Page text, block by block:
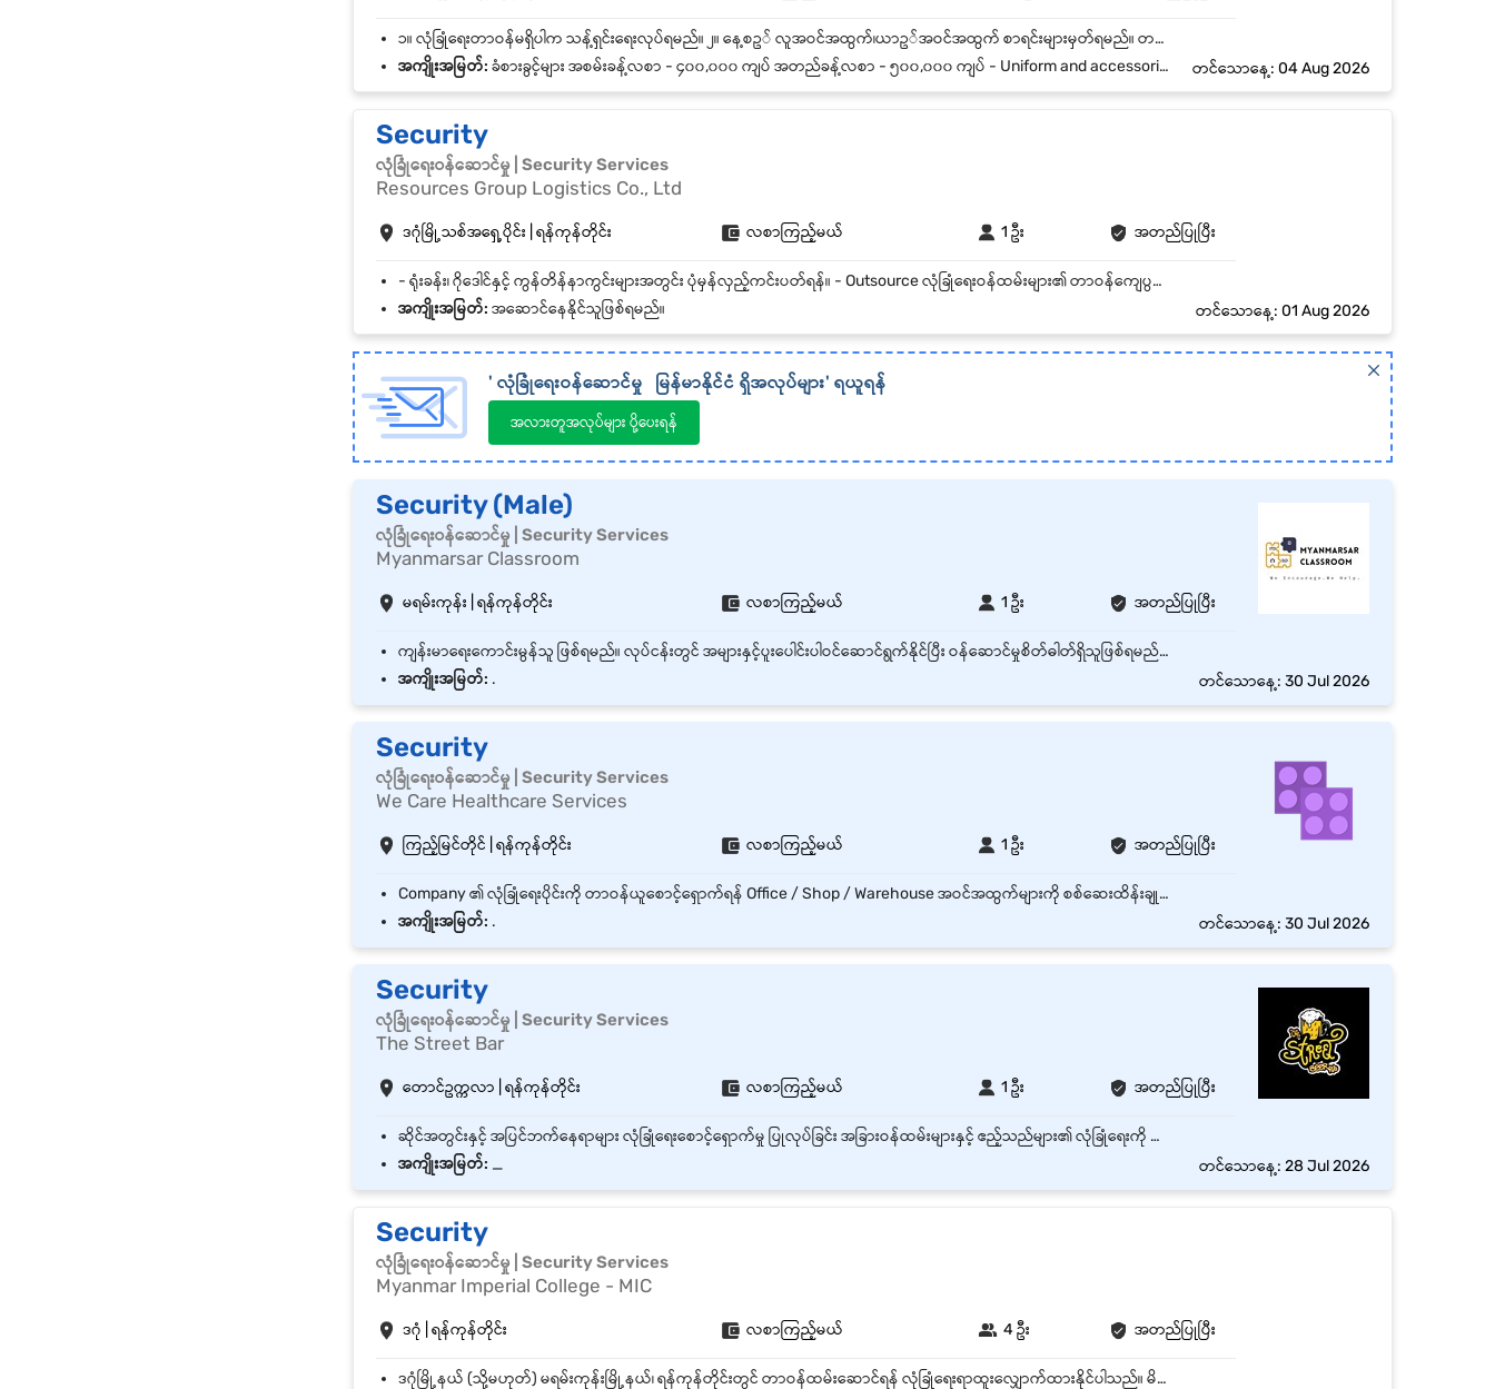
၁။ လုံခြုံရေးတာဝန်မရှိပါက သန့်ရှင်းရေးလုပ်ရမည်။ ၂။ နေ့စဥ် လူအဝင်အထွက်၊ယာဥ်အဝင်အထွက် စာရင်းများမှတ်ရမည်။ တစ်နေ့တာလုပ်ဆောင်ချက်အား မြန်မာလို ကောင်းမွန် စွာရေး၍တင်ပြနိုင်ရမည်။ ၃။ ပတ်ဝန်းကျင်သန့်ရှင်းရေး၊ ရုံးဌာနများပစ္စည်းများအား ပျက်စီးရှုံးဆုံးမှု မဖြစ်ပွားစေရန် ဂရုတစိုက် စစ်ဆေးလှည့်လည်ဆောင်ရွက်နိုင်သူ ဖြစ်ရမည်။ ၄။ လက်ကိုင်ဖုန်းကျွမ်းကျင်စွာ အသုံးပြုနိုင်ရမည်။ ၅။ အလုပ်ချိန်တွင်းချမှတ်ထားသည့်စည်းကမ်းလိုက်နာနိုင်ရမည်။ ၆။ သတ်မှတ်ထားသောမြို့နယ်တွင် တာဝန်ထမ်းဆောင်နိုင်ရမည်။
အကျိုးအမြတ်: ခံစားခွင့်များ အစမ်းခန့်လစာ - ၄၀၀,၀၀၀ ကျပ် အတည်ခန့်လစာ - ၅၀၀,၀၀၀ ကျပ် - Uniform and accessories support တင်သောနေ့: 04 Aug 2026
Security
လုံခြုံရေးဝန်ဆောင်မှု | Security Services
Resources Group Logistics Co., Ltd
ဒဂုံမြို့သစ်အရှေ့ပိုင်း | ရန်ကုန်တိုင်း လစာကြည့်မယ် 1 ဦး အတည်ပြုပြီး
- ရုံးခန်း၊ ဂိုဒေါင်နှင့် ကွန်တိန်နာကွင်းများအတွင်း ပုံမှန်လှည့်ကင်းပတ်ရန်။ - Outsource လုံခြုံရေးဝန်ထမ်းများ၏ တာဝန်ကျေပွန်မှုနှင့် ဂျူတီဝင်ရောက်မှုကို စစ်ဆေးတင်ပြရန်။ - CCTV များအား စောင့်ကြည့်ရန်၊ ထူးခြားဖြစ်စဉ်များရှိပါက ချက်ချင်းတင်ပြပြီး ဗီဒီယိုမှတ်တမ်း ရှာဖွေပေးရန်။ - ဧည့်သည်၊ ယာဉ်နှင့် ကုန်ပစ္စည်း အဝင်အထွက်များ မှတ်တမ်းတင်ရန်။ - နေ့စဉ်အစီရင်ခံစာနှင့် ထူးခြားဖြစ်စဉ်များကို Security Manager ထံ တိုက်ရိုက်တင်ပြရန်။
အကျိုးအမြတ်: အဆောင်နေနိုင်သူဖြစ်ရမည်။ တင်သောနေ့: 01 Aug 2026
' လုံခြုံရေးဝန်ဆောင်မှု မြန်မာနိုင်ငံ ရှိအလုပ်များ' ရယူရန်
အလားတူအလုပ်များ ပို့ပေးရန်
Security (Male)
လုံခြုံရေးဝန်ဆောင်မှု | Security Services
Myanmarsar Classroom
မရမ်းကုန်း | ရန်ကုန်တိုင်း လစာကြည့်မယ် 1 ဦး အတည်ပြုပြီး
ကျန်းမာရေးကောင်းမွန်သူ ဖြစ်ရမည်။ လုပ်ငန်းတွင် အများနှင့်ပူးပေါင်းပါဝင်ဆောင်ရွက်နိုင်ပြီး ဝန်ဆောင်မှုစိတ်ဓါတ်ရှိသူဖြစ်ရမည်။ လုပ်ငန်းတွင် တက်ကြွပြီး ပေါ့ပါးသွက်လက်စွာ တာဝန်ထမ်းဆောင်သူ ဖြစ်ရမည်။ လိုအပ်ပါက နေ့တာဝန်ထမ်းဆောင်နိုင်သူ ဖြစ်ရမည်။ လုံခြုံရေးတာဝန်ထမ်းဆောင်ခဲ့သည့် အတွေ့အကြုံရှိသူများ ဦးစားပေးရွေးချယ်မည်။
အကျိုးအမြတ်: . တင်သောနေ့: 30 Jul 2026
Security
လုံခြုံရေးဝန်ဆောင်မှု | Security Services
We Care Healthcare Services
ကြည့်မြင်တိုင် | ရန်ကုန်တိုင်း လစာကြည့်မယ် 1 ဦး အတည်ပြုပြီး
Company ၏ လုံခြုံရေးပိုင်းကို တာဝန်ယူစောင့်ရှောက်ရန် Office / Shop / Warehouse အဝင်အထွက်များကို စစ်ဆေးထိန်းချုပ်ရန် Visitors များအား မှတ်တမ်းတင်ပြီး လိုအပ်သလို လမ်းညွှန်ပေးရန် Company ပိုင်ပစ္စည်းများ လုံခြုံမှုရှိစေရန် စောင့်ကြည့်ရန် CCTV / Alarm System များကို စစ်ဆေးအသုံးပြုနိုင်ရန် အရေးပေါ်အခြေအနေများ ဖြစ်ပွားပါက ချက်ချင်း Report တင်ရန် Duty Schedule အတိုင်း နေ့/ည Shift ဖြင့် တာဝန်ထမ်းဆောင်နိုင်ရန် Company စည်းကမ်းများကို လိုက်နာဆောင်ရွက်ရန်
အကျိုးအမြတ်: . တင်သောနေ့: 30 Jul 2026
Security
လုံခြုံရေးဝန်ဆောင်မှု | Security Services
The Street Bar
တောင်ဥက္ကလာ | ရန်ကုန်တိုင်း လစာကြည့်မယ် 1 ဦး အတည်ပြုပြီး
ဆိုင်အတွင်းနှင့် အပြင်ဘက်နေရာများ လုံခြုံရေးစောင့်ရှောက်မှု ပြုလုပ်ခြင်း အခြားဝန်ထမ်းများနှင့် ဧည့်သည်များ၏ လုံခြုံရေးကို အစဉ်ဂရုပြုခြင်း
အကျိုးအမြတ်: _ တင်သောနေ့: 28 Jul 2026
Security
လုံခြုံရေးဝန်ဆောင်မှု | Security Services
Myanmar Imperial College - MIC
ဒဂုံ | ရန်ကုန်တိုင်း လစာကြည့်မယ် 4 ဦး အတည်ပြုပြီး
ဒဂုံမြို့နယ် (သို့မဟုတ်) မရမ်းကုန်းမြို့နယ်၊ ရန်ကုန်တိုင်းတွင် တာဝန်ထမ်းဆောင်ရန် လုံခြုံရေးရာထူးလျှောက်ထားနိုင်ပါသည်။ မိမိတာဝန်ကျရာနေရာ၏ လုံခြုံရေးနှင့်ပတ်သက်သည့် ကိစ္စအဝဝကို တာဝန်ယူဆောင်ရွက်နိုင်သူဖြစ်ရမည်။ လုံခြုံရေးနှင့်ပတ်သက်သည့် ဖြစ်စဥ်များအား သက်ဆိုင်ရာ Supervisor သို့ Report တင်ရမည်။ သက်ဆိုင်ရာ Supervisor ၏ ညွှန်ကြားမှုများအား စနစ်တကျလုပ်ဆောင်နိုင်ရမည်။ လုပ်ငန်းခွင်လုံခြုံရေးအပြင် မိမိတာဝန်ကျရာနေရာ၏ သန့်ရှင်းမှုကိုလည်း တာဝန်ယူဆောင်ရွက်နိုင်ရမည်။ မနက်ဆိုင်း/ ညဆိုင်း အလှည့်ကျတာဝန်ထမ်းဆောင်နိုင်သူ ဖြစ်ရမည်။ လုပ်ငန်းလိုအပ်ချက်အရ အထက်လူကြီး၏ တာဝန်ပေးညွှန်ကြားမှုများအပေါ် နေ့ဆိုင်း/ ညဆိုင်းမရွေး တာဝန်ထမ်းဆောင်နိုင်ရမည်။